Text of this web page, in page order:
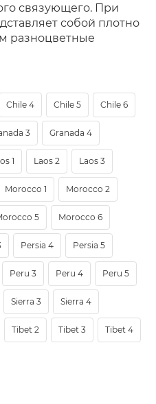
связующего. При
собой плотно
разноцветные
Chile 4 Chile 5 Chile 6
3 Granada 4
1 Laos 2 Laos 3
Morocco 1 Morocco 2
5 Morocco 6
Persia 4 Persia 5
Peru 3 Peru 4 Peru 5
Sierra 3 Sierra 4
Tibet 2 Tibet 3 Tibet 4